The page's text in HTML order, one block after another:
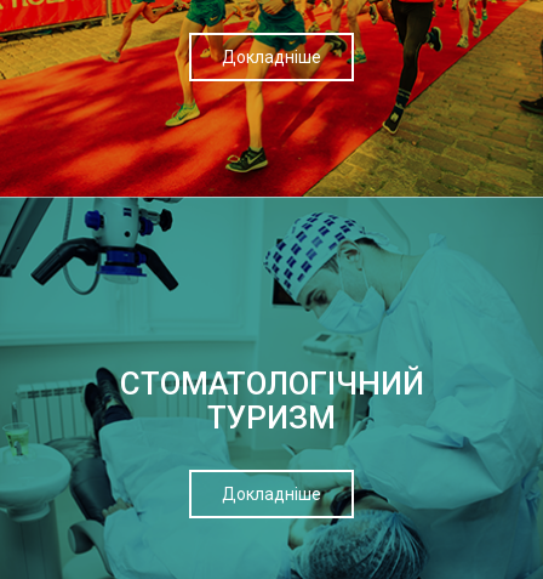
Докладніше
СТОМАТОЛОГІЧНИЙ
ТУРИЗМ
Докладніше